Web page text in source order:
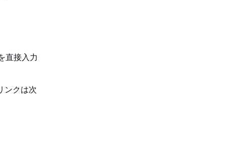
直接入力
ンクは次